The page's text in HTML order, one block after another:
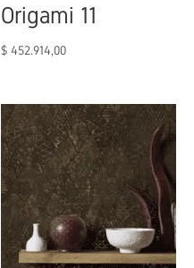
Origami 11
$ 452.914,00